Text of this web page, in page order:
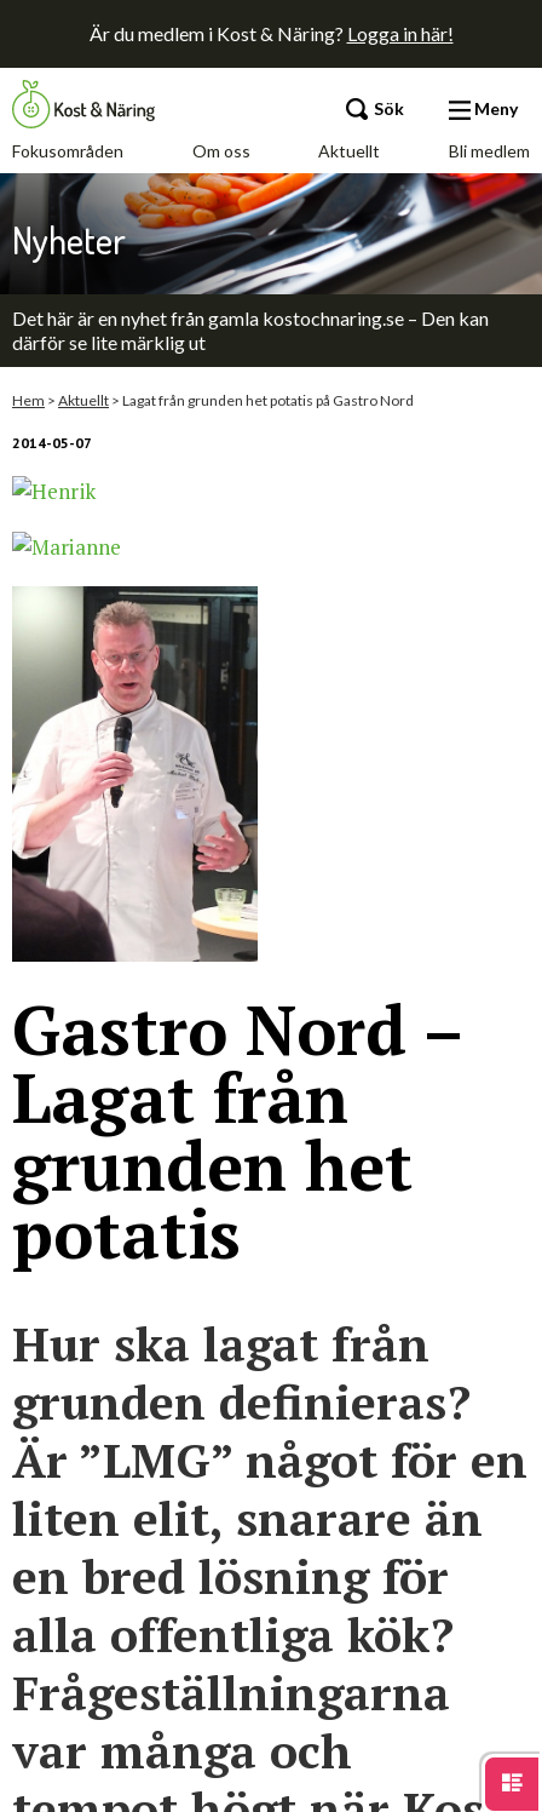
Är du medlem i Kost & Näring? Logga in här!
Fokusområden Om oss Aktuellt Bli medlem
Sök Meny
Fokusområden
Om oss
Aktuellt
Bli medlem
Kontakt
För studenter
Nyheter
Det här är en nyhet från gamla kostochnaring.se – Den kan
därför se lite märklig ut
Hem > Aktuellt > Lagat från grunden het potatis på Gastro Nord
2014-05-07
Gastro Nord –
Lagat från
grunden het
potatis
Hur ska lagat från
grunden definieras?
Är ”LMG” något för en
liten elit, snarare än
en bred lösning för
alla offentliga kök?
Frågeställningarna
var många och